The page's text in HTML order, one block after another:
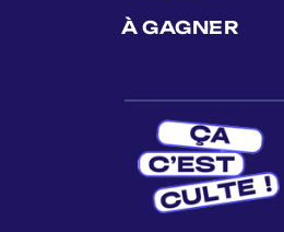
À GAGNER